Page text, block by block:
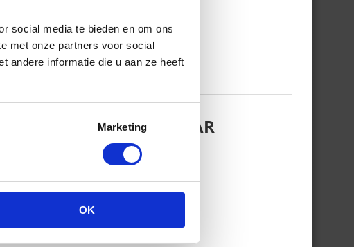
social media te bieden en om ons
met onze partners voor social
andere informatie die u aan ze heeft
Marketing
OK
GEZINSFOTO MET HAAR